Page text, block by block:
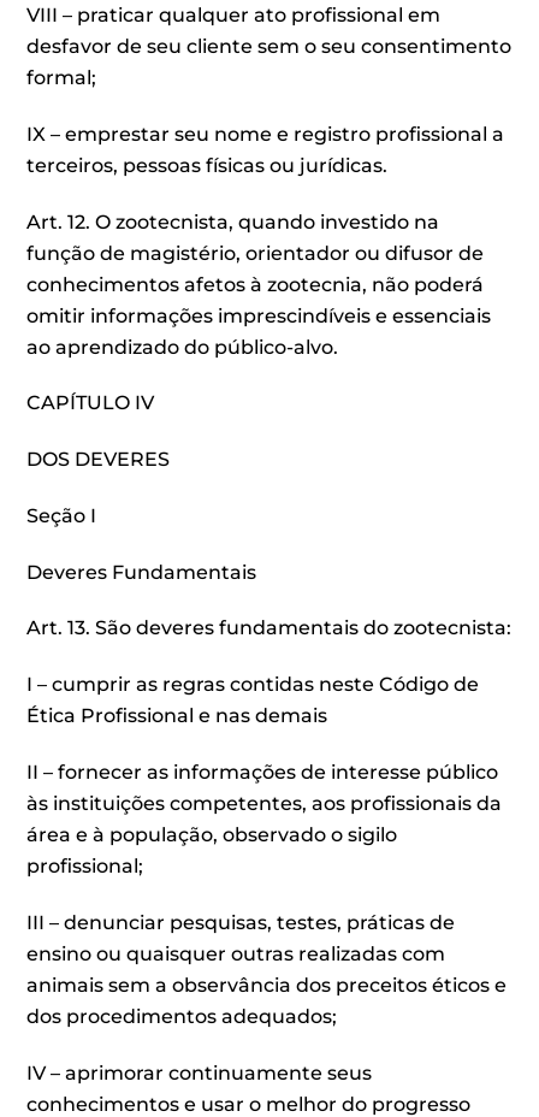
VIII – praticar qualquer ato profissional em
desfavor de seu cliente sem o seu consentimento
formal;
IX – emprestar seu nome e registro profissional a
terceiros, pessoas físicas ou jurídicas.
Art. 12. O zootecnista, quando investido na
função de magistério, orientador ou difusor de
conhecimentos afetos à zootecnia, não poderá
omitir informações imprescindíveis e essenciais
ao aprendizado do público-alvo.
CAPÍTULO IV
DOS DEVERES
Seção I
Deveres Fundamentais
Art. 13. São deveres fundamentais do zootecnista:
I – cumprir as regras contidas neste Código de
Ética Profissional e nas demais
II – fornecer as informações de interesse público
às instituições competentes, aos profissionais da
área e à população, observado o sigilo
profissional;
III – denunciar pesquisas, testes, práticas de
ensino ou quaisquer outras realizadas com
animais sem a observância dos preceitos éticos e
dos procedimentos adequados;
IV – aprimorar continuamente seus
conhecimentos e usar o melhor do progresso